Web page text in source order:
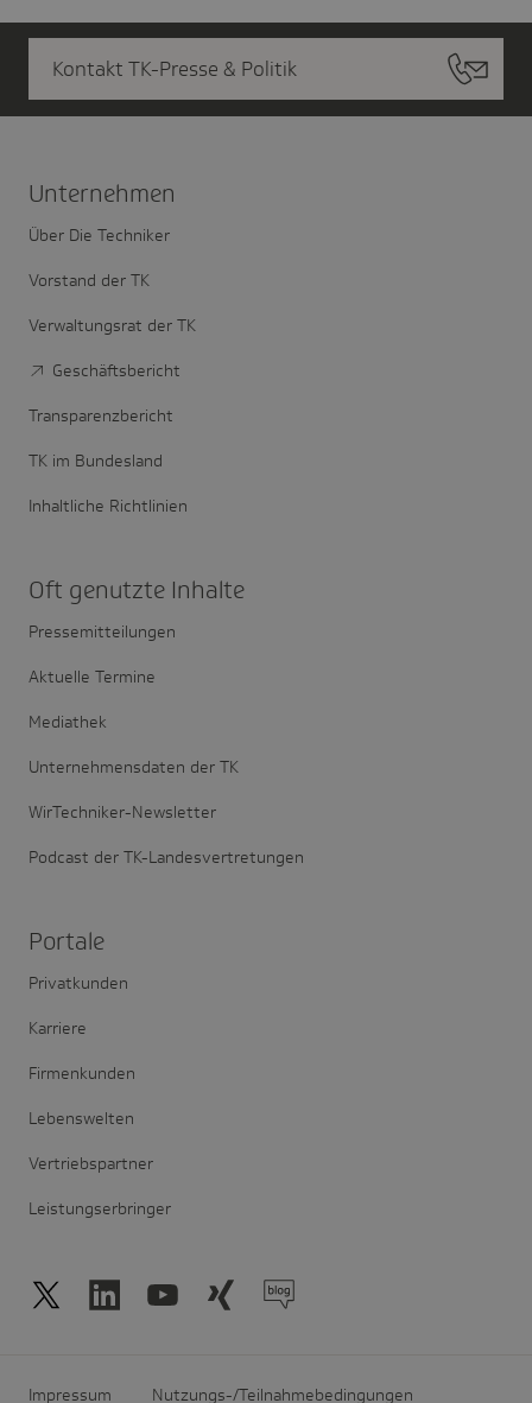
Kontakt TK-Presse & Politik
Unter­nehmen
Über Die Techniker
Vorstand der TK
Verwaltungsrat der TK
Geschäftsbericht
Transparenzbericht
TK im Bundesland
Inhaltliche Richtlinien
Oft genutzte Inhalte
Pressemitteilungen
Aktuelle Termine
Mediathek
Unternehmensdaten der TK
WirTechniker-Newsletter
Podcast der TK-Landesvertretungen
Portale
Privatkunden
Karriere
Firmenkunden
Lebenswelten
Vertriebspartner
Leistungserbringer
Impressum Nutzungs-/Teilnahmebedingungen